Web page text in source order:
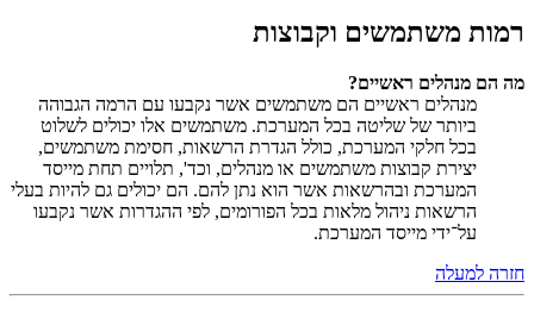
רמות משתמשים וקבוצות
מה הם מנהלים ראשיים?
מנהלים ראשיים הם משתמשים אשר נקבעו עם הרמה הגבוהה
ביותר של שליטה בכל המערכת. משתמשים אלו יכולים לשלוט
בכל חלקי המערכת, כולל הגדרת הרשאות, חסימת משתמשים,
יצירת קבוצות משתמשים או מנהלים, וכד', תלויים תחת מייסד
המערכת ובהרשאות אשר הוא נתן להם. הם יכולים גם להיות בעלי
הרשאות ניהול מלאות בכל הפורומים, לפי ההגדרות אשר נקבעו
על־ידי מייסד המערכת.
חזרה למעלה